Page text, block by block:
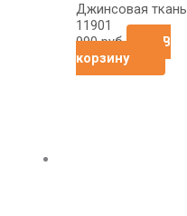
Джинсовая ткань
11901
990руб
В
корзину